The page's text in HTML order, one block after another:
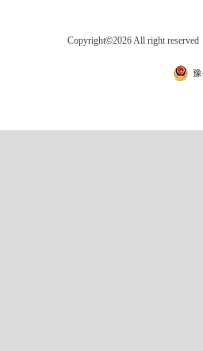
Copyright©2026 All right